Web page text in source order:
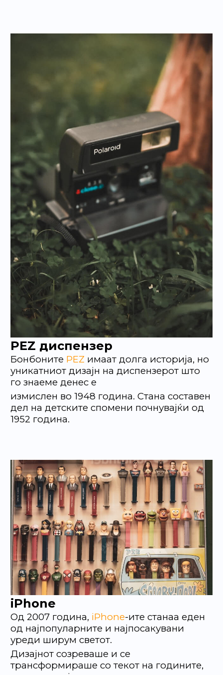
PEZ диспензер
Бонбоните PEZ имаат долга историја, но
уникатниот дизајн на диспензерот што
го знаеме денес е
измислен во 1948 година. Стана составен
дел на детските спомени почнувајќи од
1952 година.
iPhone
Од 2007 година, iPhone-ите станаа еден
од најпопуларните и најпосакувани
уреди ширум светот.
Дизајнот созреваше и се
трансформираше со текот на годините,